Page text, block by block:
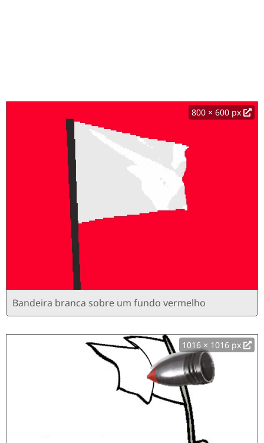
800 × 600 px
Bandeira branca sobre um fundo vermelho
1016 × 1016 px